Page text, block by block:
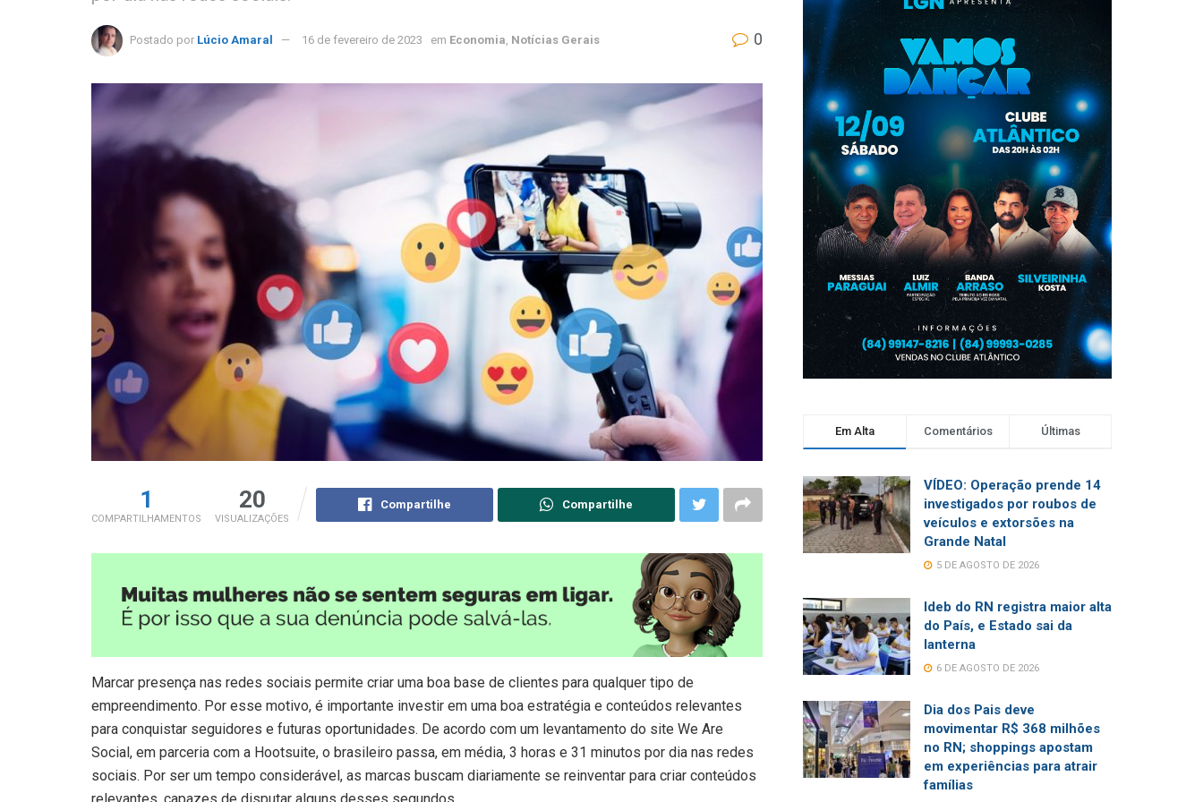
Postado por Lúcio Amaral 16 de fevereiro de 2023 em Economia Notícias Gerais 0
1
COMPARTILHAMENTOS
20
VISUALIZAÇÕES
Compartilhe Compartilhe
Marcar presença nas redes sociais permite criar uma boa base de clientes para qualquer tipo de
empreendimento. Por esse motivo, é importante investir em uma boa estratégia e conteúdos relevantes
para conquistar seguidores e futuras oportunidades. De acordo com um levantamento do site We Are
Social, em parceria com a Hootsuite, o brasileiro passa, em média, 3 horas e 31 minutos por dia nas redes
sociais. Por ser um tempo considerável, as marcas buscam diariamente se reinventar para criar conteúdos
relevantes, capazes de disputar alguns desses segundos.
Em Alta Comentários Últimas
VÍDEO: Operação prende 14
investigados por roubos de
veículos e extorsões na
Grande Natal
5 DE AGOSTO DE 2026
Ideb do RN registra maior alta
do País, e Estado sai da
lanterna
6 DE AGOSTO DE 2026
Dia dos Pais deve
movimentar R$ 368 milhões
no RN; shoppings apostam
em experiências para atrair
famílias